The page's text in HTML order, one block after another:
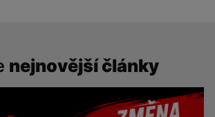
nejnovější články